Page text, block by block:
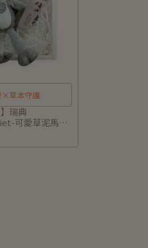
×草本守護
瑞典
可愛草泥馬音
草本寶寶秀秀
袋/小卡可代寫)